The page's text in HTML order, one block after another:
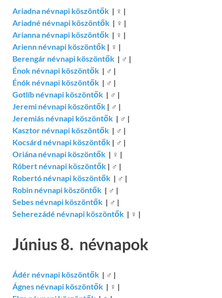
Ariadna névnapi köszöntők | ♀ |
Ariadné névnapi köszöntők | ♀ |
Arianna névnapi köszöntők | ♀ |
Arienn névnapi köszöntők | ♀ |
Berengár névnapi köszöntők | ♂ |
Énok névnapi köszöntők | ♂ |
Énók névnapi köszöntők | ♂ |
Gotlíb névnapi köszöntők | ♂ |
Jeremi névnapi köszöntők | ♂ |
Jeremiás névnapi köszöntők | ♂ |
Kasztor névnapi köszöntők | ♂ |
Kocsárd névnapi köszöntők | ♂ |
Oriána névnapi köszöntők | ♀ |
Róbert névnapi köszöntők | ♂ |
Robertó névnapi köszöntők | ♂ |
Robin névnapi köszöntők | ♂ |
Sebes névnapi köszöntők | ♂ |
Seherezádé névnapi köszöntők | ♀ |
Június 8. névnapok
Ádér névnapi köszöntők | ♂ |
Ágnes névnapi köszöntők | ♀ |